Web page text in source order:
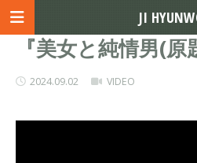
『美女と純情男(
2024.09.02 VIDEO
JI